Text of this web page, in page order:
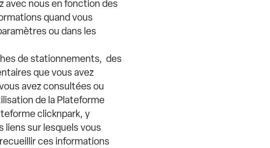
avec nous en fonction des
quand vous
ou dans les
de stationnements, des
que vous avez
avez consultées ou
de la Plateforme
clicknpark, y
liens sur lesquels vous
ces informations